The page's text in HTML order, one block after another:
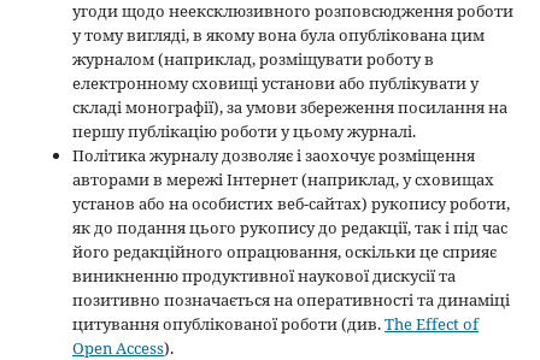
угоди щодо неексклюзивного розповсюдження роботи
у тому вигляді, в якому вона була опублікована цим
журналом (наприклад, розміщувати роботу в
електронному сховищі установи або публікувати у
складі монографії), за умови збереження посилання на
першу публікацію роботи у цьому журналі.
Політика журналу дозволяє і заохочує розміщення
авторами в мережі Інтернет (наприклад, у сховищах
установ або на особистих веб-сайтах) рукопису роботи,
як до подання цього рукопису до редакції, так і під час
його редакційного опрацювання, оскільки це сприяє
виникненню продуктивної наукової дискусії та
позитивно позначається на оперативності та динаміці
цитування опублікованої роботи (див.The Effect of
Open Access).